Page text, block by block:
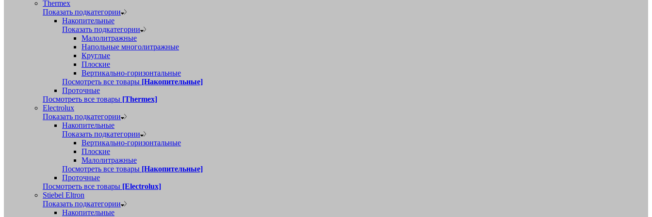
Thermex
Показать подкатегории
Накопительные
Показать подкатегории
Малолитражные
Напольные многолитражные
Круглые
Плоские
Вертикально-горизонтальные
Посмотреть все товары [Накопительные]
Проточные
Посмотреть все товары [Thermex]
Electrolux
Показать подкатегории
Накопительные
Показать подкатегории
Вертикально-горизонтальные
Плоские
Малолитражные
Посмотреть все товары [Накопительные]
Проточные
Посмотреть все товары [Electrolux]
Stiebel Eltron
Показать подкатегории
Накопительные